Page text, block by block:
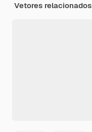
Vetores relacionados